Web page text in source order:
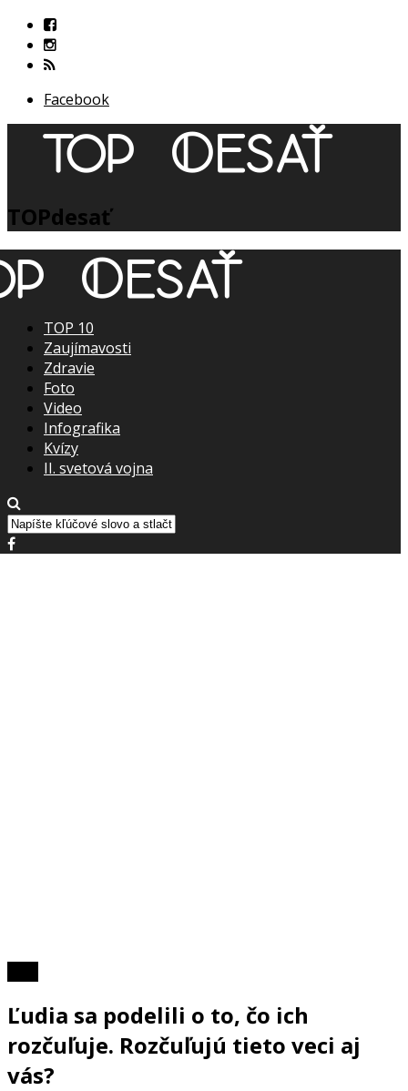
Facebook
TOPdesať
TOP 10
Zaujímavosti
Zdravie
Foto
Video
Infografika
Kvízy
II. svetová vojna
Ľudia sa podelili o to, čo ich
rozčuľuje. Rozčuľujú tieto veci aj
vás?